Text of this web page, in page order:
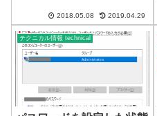
代表した1台の管理パソコンにな
ります。通常優先順位が高いと
されるOSがマスターブラウザに
なりますが、同...
2018.05.08 2019.04.29
テクニカル情報 technical